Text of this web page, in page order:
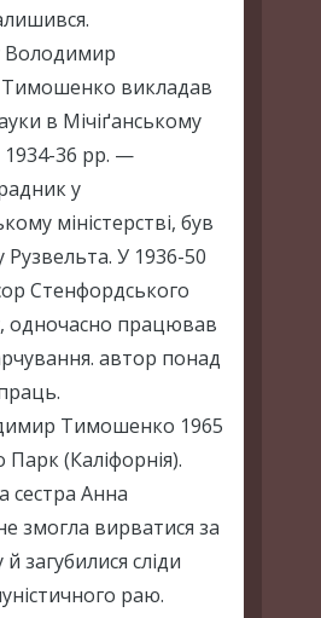
Володимир
викладав
в Мічіґанському
1934-36 рр. —
у
міністерстві, був
У 1936-50
Стенфордського
одночасно працював
автор понад
Тимошенко 1965
(Каліфорнія).
сестра Анна
змогла вирватися за
загубилися сліди
раю.